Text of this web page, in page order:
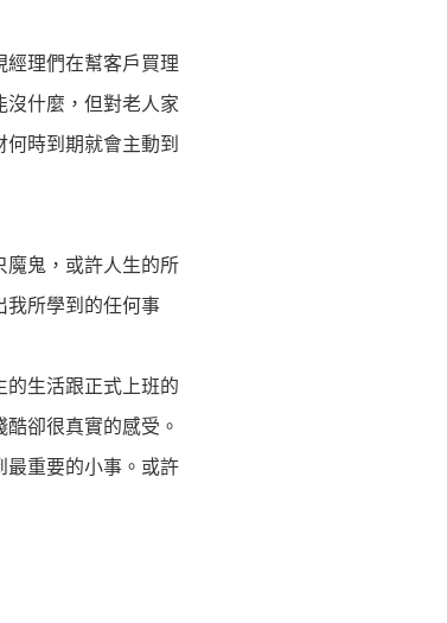
理們在幫客戶買理
什麼，但對老人家
時到期就會主動到
鬼，或許人生的所
我所學到的任何事
生活跟正式上班的
卻很真實的感受。
重要的小事。或許